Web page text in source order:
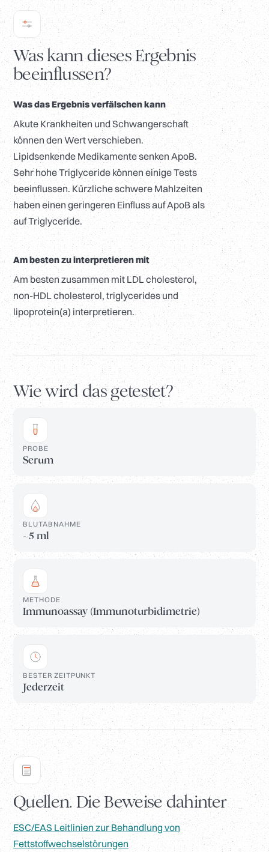
Was kann dieses Ergebnis
beeinflussen?
Was das Ergebnis verfälschen kann
Akute Krankheiten und Schwangerschaft
können den Wert verschieben.
Lipidsenkende Medikamente senken ApoB.
Sehr hohe Triglyceride können einige Tests
beeinflussen. Kürzliche schwere Mahlzeiten
haben einen geringeren Einfluss auf ApoB als
auf Triglyceride.
Am besten zu interpretieren mit
Am besten zusammen mit LDL cholesterol,
non-HDL cholesterol, triglycerides und
lipoprotein(a) interpretieren.
Wie wird das getestet?
PROBE
Serum
BLUTABNAHME
~5 ml
METHODE
Immunoassay (Immunoturbidimetrie)
BESTER ZEITPUNKT
Jederzeit
Quellen. Die Beweise dahinter
ESC/EAS Leitlinien zur Behandlung von
Fettstoffwechselstörungen